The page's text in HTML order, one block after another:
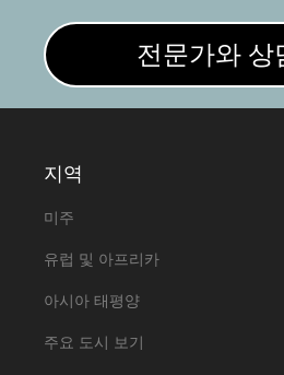
전문가와 상
지역
미주
유럽 및 아프리카
아시아 태평양
주요 도시 보기